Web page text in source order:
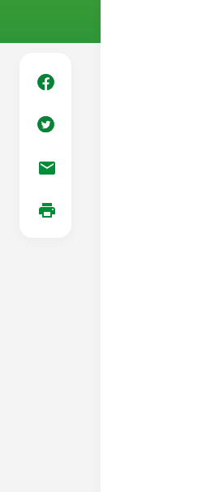
mail
print